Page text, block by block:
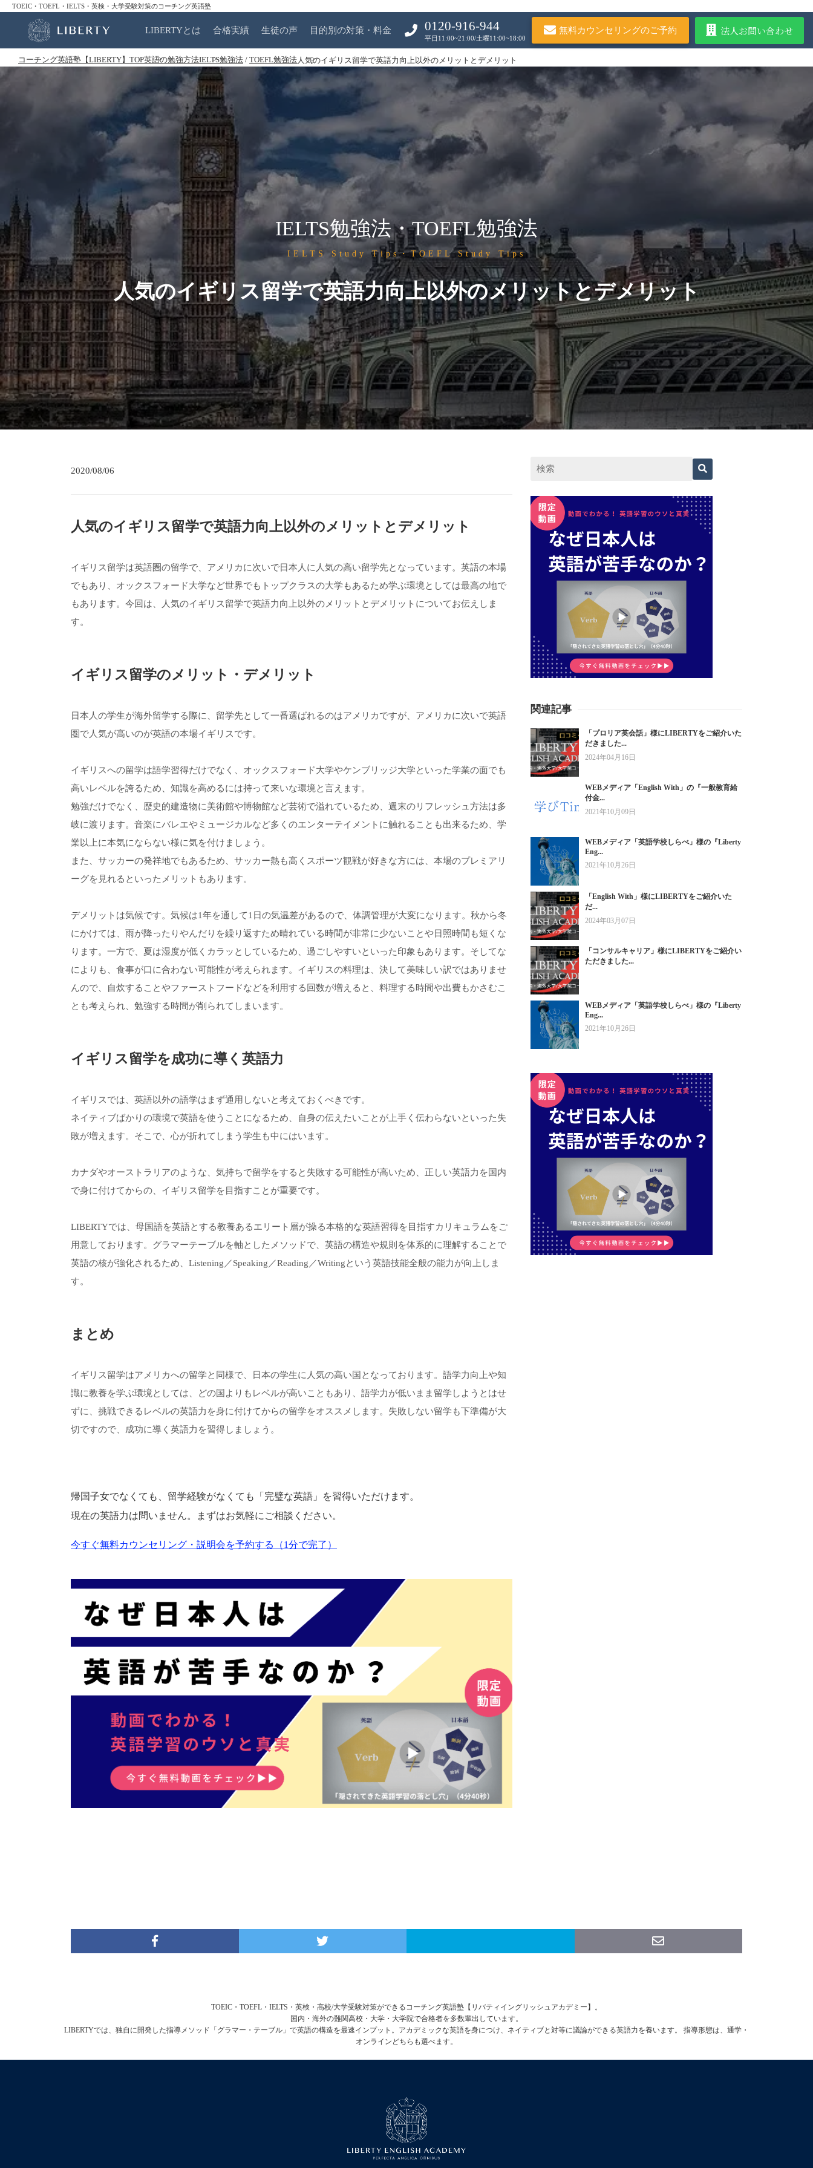
TOEIC・TOEFL・IELTS・英検・大学受験対策のコーチング英語塾
LIBERTYとは 合格実績 生徒の声 目的別の対策・料金 0120-916-944
平日11:00~21:00/土曜11:00~18:00
無料カウンセリングのご予約 法人お問い合わせ
コーチング英語塾【LIBERTY】TOP英語の勉強方法IELTS勉強法 / TOEFL勉強法 人気のイギリス留学で英語力向上以外のメリットとデメリット
IELTS勉強法・TOEFL勉強法
IELTS Study Tips・TOEFL Study Tips
人気のイギリス留学で英語力向上以外のメリットとデメリット
2020/08/06
人気のイギリス留学で英語力向上以外のメリットとデメリット
イギリス留学は英語圏の留学で、アメリカに次いで日本人に人気の高い留学先となっています。英語の本場
でもあり、オックスフォード大学など世界でもトップクラスの大学もあるため学ぶ環境としては最高の地で
もあります。今回は、人気のイギリス留学で英語力向上以外のメリットとデメリットについてお伝えしま
す。
イギリス留学のメリット・デメリット
日本人の学生が海外留学する際に、留学先として一番選ばれるのはアメリカですが、アメリカに次いで英語
圏で人気が高いのが英語の本場イギリスです。
イギリスへの留学は語学習得だけでなく、オックスフォード大学やケンブリッジ大学といった学業の面でも
高いレベルを誇るため、知識を高めるには持って来いな環境と言えます。
勉強だけでなく、歴史的建造物に美術館や博物館など芸術で溢れているため、週末のリフレッシュ方法は多
岐に渡ります。音楽にバレエやミュージカルなど多くのエンターテイメントに触れることも出来るため、学
業以上に本気にならない様に気を付けましょう。
また、サッカーの発祥地でもあるため、サッカー熱も高くスポーツ観戦が好きな方には、本場のプレミアリ
ーグを見れるといったメリットもあります。
デメリットは気候です。気候は1年を通して1日の気温差があるので、体調管理が大変になります。秋から冬
にかけては、雨が降ったりやんだりを繰り返すため晴れている時間が非常に少ないことや日照時間も短くな
ります。一方で、夏は湿度が低くカラッとしているため、過ごしやすいといった印象もあります。そしてな
によりも、食事が口に合わない可能性が考えられます。イギリスの料理は、決して美味しい訳ではありませ
んので、自炊することやファーストフードなどを利用する回数が増えると、料理する時間や出費もかさむこ
とも考えられ、勉強する時間が削られてしまいます。
イギリス留学を成功に導く英語力
イギリスでは、英語以外の語学はまず通用しないと考えておくべきです。
ネイティブばかりの環境で英語を使うことになるため、自身の伝えたいことが上手く伝わらないといった失
敗が増えます。そこで、心が折れてしまう学生も中にはいます。
カナダやオーストラリアのような、気持ちで留学をすると失敗する可能性が高いため、正しい英語力を国内
で身に付けてからの、イギリス留学を目指すことが重要です。
LIBERTYでは、母国語を英語とする教養あるエリート層が操る本格的な英語習得を目指すカリキュラムをご
用意しております。グラマーテーブルを軸としたメソッドで、英語の構造や規則を体系的に理解することで
英語の核が強化されるため、Listening／Speaking／Reading／Writingという英語技能全般の能力が向上しま
す。
まとめ
イギリス留学はアメリカへの留学と同様で、日本の学生に人気の高い国となっております。語学力向上や知
識に教養を学ぶ環境としては、どの国よりもレベルが高いこともあり、語学力が低いまま留学しようとはせ
ずに、挑戦できるレベルの英語力を身に付けてからの留学をオススメします。失敗しない留学も下準備が大
切ですので、成功に導く英語力を習得しましょう。
帰国子女でなくても、留学経験がなくても「完璧な英語」を習得いただけます。
現在の英語力は問いません。まずはお気軽にご相談ください。
今すぐ無料カウンセリング・説明会を予約する（1分で完了）
関連記事
「プロリア英会話」様にLIBERTYをご紹介いた
だきました...
2024年04月16日
WEBメディア「English With」の『一般教育給
付金...
2021年10月09日
WEBメディア「英語学校しらべ」様の『Liberty
Eng...
2021年10月26日
「English With」様にLIBERTYをご紹介いた
だ...
2024年03月07日
「コンサルキャリア」様にLIBERTYをご紹介い
ただきました...
WEBメディア「英語学校しらべ」様の『Liberty
Eng...
2021年10月26日
TOEIC・TOEFL・IELTS・英検・高校/大学受験対策ができるコーチング英語塾【リバティイングリッシュアカデミー】。
国内・海外の難関高校・大学・大学院で合格者を多数輩出しています。
LIBERTYでは、独自に開発した指導メソッド「グラマー・テーブル」で英語の構造を最速インプット。アカデミックな英語を身につけ、ネイティブと対等に議論ができる英語力を養います。 指導形態は、通学・
オンラインどちらも選べます。